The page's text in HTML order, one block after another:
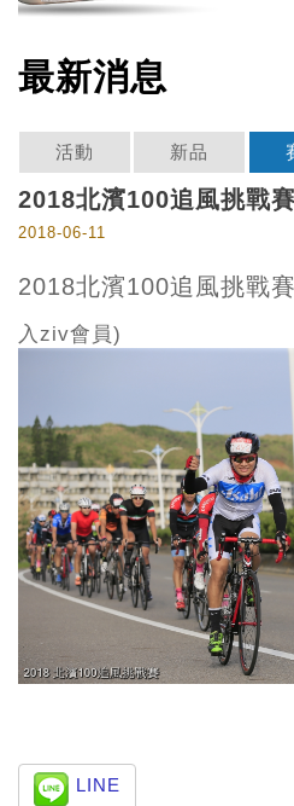
最新消息
活動 新品
2018北濱100追風挑戰賽
2018-06-11
2018北濱100追風挑戰賽
入ziv會員)
LINE